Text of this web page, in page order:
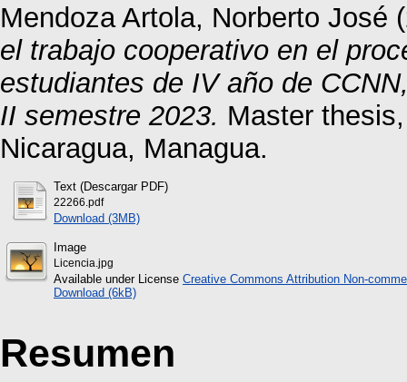
Mendoza Artola, Norberto José
el trabajo cooperativo en el
estudiantes de IV año de
II semestre 2023. Master
Nicaragua, Managua.
Text (Descargar PDF)
22266.pdf
Download (3MB)
Image
Licencia.jpg
Available under License Creative Commons Attribution Non-
Download (6kB)
Resumen